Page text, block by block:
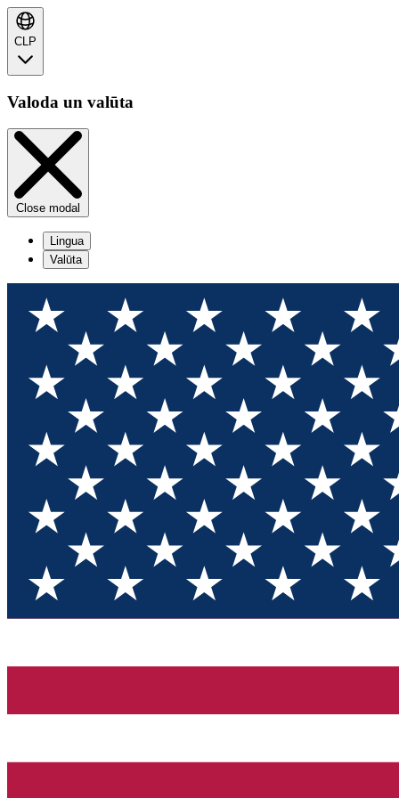
CLP
Valoda un valūta
Close modal
Lingua
Valūta